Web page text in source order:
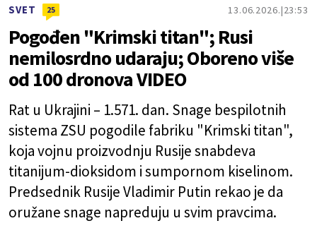
SVET 25 13.06.2026. 23:53
Pogođen "Krimski titan"; Rusi
nemilosrdno udaraju; Oboreno više
od 100 dronova VIDEO
Rat u Ukrajini – 1.571. dan. Snage bespilotnih
sistema ZSU pogodile fabriku "Krimski titan",
koja vojnu proizvodnju Rusije snabdeva
titanijum-dioksidom i sumpornom kiselinom.
Predsednik Rusije Vladimir Putin rekao je da
oružane snage napreduju u svim pravcima.